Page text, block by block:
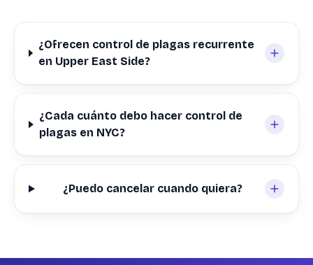
¿Ofrecen control de plagas recurrente
en Upper East Side?
¿Cada cuánto debo hacer control de
plagas en NYC?
¿Puedo cancelar cuando quiera?